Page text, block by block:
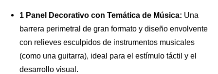
1 Panel Decorativo con Temática de Música: Una
barrera perimetral de gran formato y diseño envolvente
con relieves esculpidos de instrumentos musicales
(como una guitarra), ideal para el estímulo táctil y el
desarrollo visual.